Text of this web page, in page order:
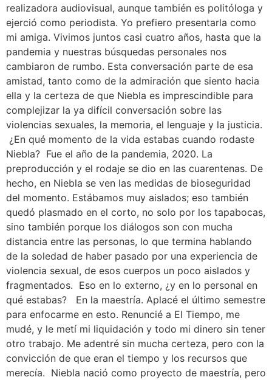
realizadora audiovisual, aunque también es politóloga y
ejerció como periodista. Yo prefiero presentarla como
mi amiga. Vivimos juntos casi cuatro años, hasta que la
pandemia y nuestras búsquedas personales nos
cambiaron de rumbo. Esta conversación parte de esa
amistad, tanto como de la admiración que siento hacia
ella y la certeza de que Niebla es imprescindible para
complejizar la ya difícil conversación sobre las
violencias sexuales, la memoria, el lenguaje y la justicia.
¿En qué momento de la vida estabas cuando rodaste
Niebla? Fue el año de la pandemia, 2020. La
preproducción y el rodaje se dio en las cuarentenas. De
hecho, en Niebla se ven las medidas de bioseguridad
del momento. Estábamos muy aislados; eso también
quedó plasmado en el corto, no solo por los tapabocas,
sino también porque los diálogos son con mucha
distancia entre las personas, lo que termina hablando
de la soledad de haber pasado por una experiencia de
violencia sexual, de esos cuerpos un poco aislados y
fragmentados. Eso en lo externo, ¿y en lo personal en
qué estabas? En la maestría. Aplacé el último semestre
para enfocarme en esto. Renuncié a El Tiempo, me
mudé, y le metí mi liquidación y todo mi dinero sin tener
otro trabajo. Me adentré sin mucha certeza, pero con la
convicción de que eran el tiempo y los recursos que
merecía. Niebla nació como proyecto de maestría, pero